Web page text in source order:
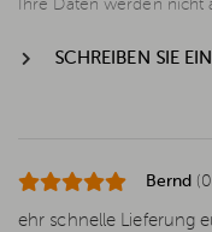
Ihre Daten werden nicht
SCHREIBEN SIE
Bernd
ehr schnelle Lieferung